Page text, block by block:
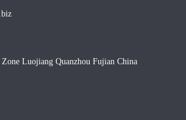
Luojiang Quanzhou Fujian China